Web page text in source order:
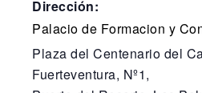
Dirección:
Palacio de Formacion y
Plaza del Centenario del
Fuerteventura, Nº1,